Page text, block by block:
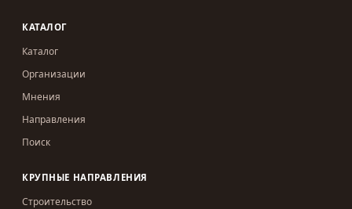
КАТАЛОГ
Каталог
Организации
Мнения
Направления
Поиск
КРУПНЫЕ НАПРАВЛЕНИЯ
Строительство